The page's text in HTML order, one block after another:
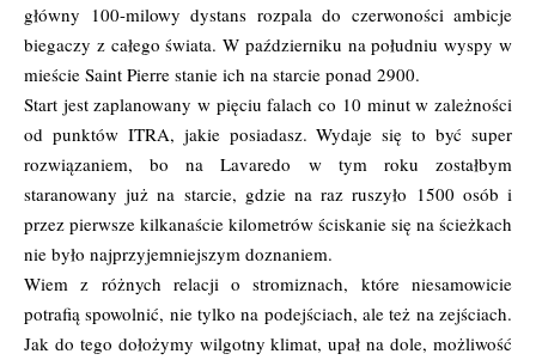
główny 100-milowy dystans rozpala do czerwoności ambicje
biegaczy z całego świata. W październiku na południu wyspy w
mieście Saint Pierre stanie ich na starcie ponad 2900.
Start jest zaplanowany w pięciu falach co 10 minut w zależności
od punktów ITRA, jakie posiadasz. Wydaje się to być super
rozwiązaniem, bo na Lavaredo w tym roku zostałbym
staranowany już na starcie, gdzie na raz ruszyło 1500 osób i
przez pierwsze kilkanaście kilometrów ściskanie się na ścieżkach
nie było najprzyjemniejszym doznaniem.
Wiem z różnych relacji o stromiznach, które niesamowicie
potrafią spowolnić, nie tylko na podejściach, ale też na zejściach.
Jak do tego dołożymy wilgotny klimat, upał na dole, możliwość